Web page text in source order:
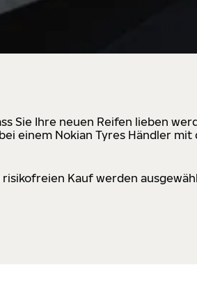
Sie Ihre neuen Reifen lieben
einem Nokian Tyres Händler
Kauf werden